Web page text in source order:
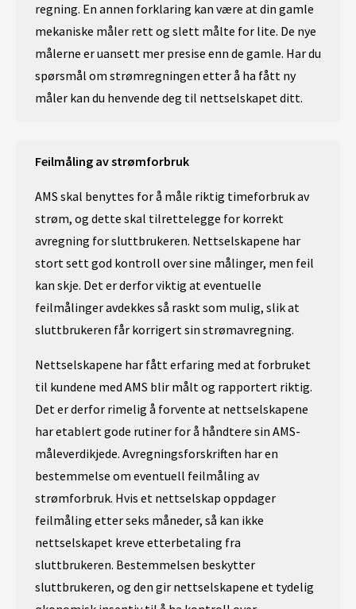
regning. En annen forklaring kan være at din gamle
mekaniske måler rett og slett målte for lite. De nye
målerne er uansett mer presise enn de gamle. Har du
spørsmål om strømregningen etter å ha fått ny
måler kan du henvende deg til nettselskapet ditt.
Feilmåling av strømforbruk
AMS skal benyttes for å måle riktig timeforbruk av
strøm, og dette skal tilrettelegge for korrekt
avregning for sluttbrukeren. Nettselskapene har
stort sett god kontroll over sine målinger, men feil
kan skje. Det er derfor viktig at eventuelle
feilmålinger avdekkes så raskt som mulig, slik at
sluttbrukeren får korrigert sin strømavregning.
Nettselskapene har fått erfaring med at forbruket
til kundene med AMS blir målt og rapportert riktig.
Det er derfor rimelig å forvente at nettselskapene
har etablert gode rutiner for å håndtere sin AMS-
måleverdikjede. Avregningsforskriften har en
bestemmelse om eventuell feilmåling av
strømforbruk. Hvis et nettselskap oppdager
feilmåling etter seks måneder, så kan ikke
nettselskapet kreve etterbetaling fra
sluttbrukeren. Bestemmelsen beskytter
sluttbrukeren, og den gir nettselskapene et tydelig